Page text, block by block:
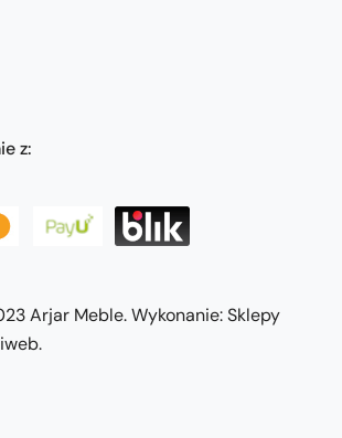
z:
Arjar Meble. Wykonanie:Sklepy
.